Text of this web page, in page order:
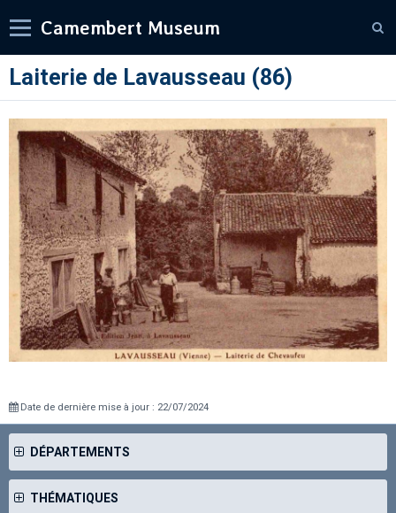
Camembert Museum
Laiterie de Lavausseau (86)
Date de dernière mise à jour : 22/07/2024
DÉPARTEMENTS
THÉMATIQUES